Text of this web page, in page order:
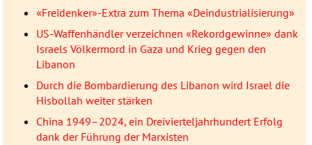
«Freidenker»-Extra zum Thema «Deindustrialisierung»
US-Waffenhändler verzeichnen «Rekordgewinne» dank
Israels Völkermord in Gaza und Krieg gegen den
Libanon
Durch die Bombardierung des Libanon wird Israel die
Hisbollah weiter stärken
China 1949–2024, ein Dreivierteljahrhundert Erfolg
dank der Führung der Marxisten